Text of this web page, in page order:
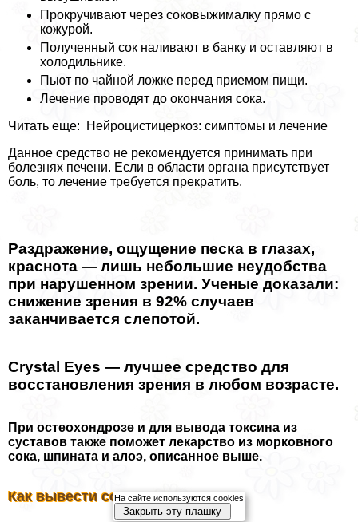
Прокручивают через соковыжималку прямо с
кожурой.
Полученный сок наливают в банку и оставляют в
холодильнике.
Пьют по чайной ложке перед приемом пищи.
Лечение проводят до окончания сока.
Читать еще: Нейроцистицеркоз: симптомы и лечение
Данное средство не рекомендуется принимать при
болезнях печени. Если в области органа присутствует
боль, то лечение требуется прекратить.
Раздражение, ощущение песка в глазах,
краснота — лишь небольшие неудобства
при нарушенном зрении. Ученые доказали:
снижение зрения в 92% случаев
заканчивается слепотой.
Crystal Eyes — лучшее средство для
восстановления зрения в любом возрасте.
При остеохондрозе и для вывода токсина из
суставов также поможет лекарство из морковного
сока, шпината и алоэ, описанное выше.
Как вывести соли из почек
На сайте используются cookies
Закрыть эту плашку